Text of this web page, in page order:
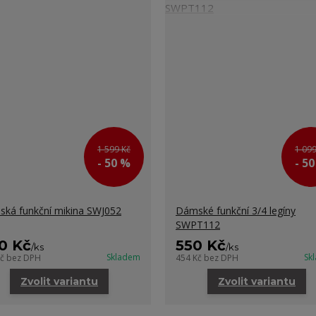
1 599 Kč
- 50 %
funkční mikina SWJ052
Kč/ks
bez DPH Skladem
Zvolit variantu
1
-
Dámské funkční 3/4 legíny
SWPT112
550 Kč/ks
454 Kč bez DPH
Zvolit variantu